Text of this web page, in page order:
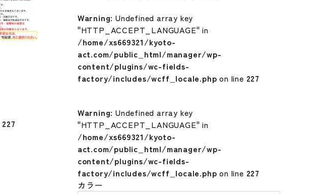
227
Warning: Undefined array key
"HTTP_ACCEPT_LANGUAGE" in
/home/xs669321/kyoto-
act.com/public_html/manager/wp-
content/plugins/wc-fields-
factory/includes/wcff_locale.php on line 227
Warning: Undefined array key
"HTTP_ACCEPT_LANGUAGE" in
/home/xs669321/kyoto-
act.com/public_html/manager/wp-
content/plugins/wc-fields-
factory/includes/wcff_locale.php on line 227
カラー